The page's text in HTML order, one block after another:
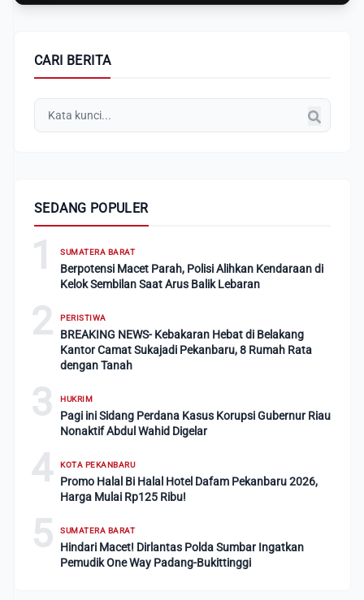
CARI BERITA
SEDANG POPULER
1 SUMATERA BARAT
Berpotensi Macet Parah, Polisi Alihkan Kendaraan di
Kelok Sembilan Saat Arus Balik Lebaran
2 PERISTIWA
BREAKING NEWS- Kebakaran Hebat di Belakang
Kantor Camat Sukajadi Pekanbaru, 8 Rumah Rata
dengan Tanah
3 HUKRIM
Pagi ini Sidang Perdana Kasus Korupsi Gubernur Riau
Nonaktif Abdul Wahid Digelar
4 KOTA PEKANBARU
Promo Halal Bi Halal Hotel Dafam Pekanbaru 2026,
Harga Mulai Rp125 Ribu!
5 SUMATERA BARAT
Hindari Macet! Dirlantas Polda Sumbar Ingatkan
Pemudik One Way Padang-Bukittinggi